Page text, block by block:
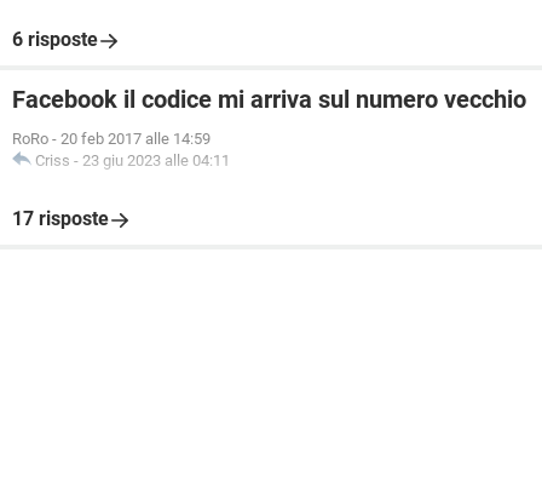
6 risposte
Facebook il codice mi arriva sul numero vecchio
RoRo - 20 feb 2017 alle 14:59
Criss - 23 giu 2023 alle 04:11
17 risposte